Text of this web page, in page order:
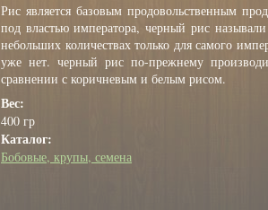
Рис является базовым продовольственным
под властью императора, черный рис
небольших количествах только для самого
уже нет. черный рис по-прежнему
сравнении с коричневым и белым рисом.
Вес:
400 гр
Каталог:
Бобовые, крупы, семена